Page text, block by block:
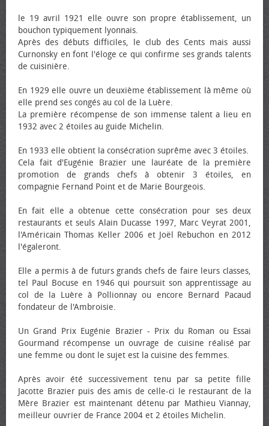
le 19 avril 1921 elle ouvre son propre établissement, un
bouchon typiquement lyonnais.
Après des débuts difficiles, le club des Cents mais aussi
Curnonsky en font l'éloge ce qui confirme ses grands talents
de cuisinière.
En 1929 elle ouvre un deuxième établissement là même où
elle prend ses congés au col de la Luère.
La première récompense de son immense talent a lieu en
1932 avec 2 étoiles au guide Michelin.
En 1933 elle obtient la consécration suprême avec 3 étoiles.
Cela fait d'Eugénie Brazier une lauréate de la première
promotion de grands chefs à obtenir 3 étoiles, en
compagnie Fernand Point et de Marie Bourgeois.
En fait elle a obtenue cette consécration pour ses deux
restaurants et seuls Alain Ducasse 1997, Marc Veyrat 2001,
l'Américain Thomas Keller 2006 et Joël Rebuchon en 2012
l'égaleront.
Elle a permis à de futurs grands chefs de faire leurs classes,
tel Paul Bocuse en 1946 qui poursuit son apprentissage au
col de la Luère à Pollionnay ou encore Bernard Pacaud
fondateur de l'Ambroisie.
Un Grand Prix Eugénie Brazier - Prix du Roman ou Essai
Gourmand récompense un ouvrage de cuisine réalisé par
une femme ou dont le sujet est la cuisine des femmes.
Après avoir été successivement tenu par sa petite fille
Jacotte Brazier puis des amis de celle-ci le restaurant de la
Mère Brazier est maintenant détenu par Mathieu Viannay,
meilleur ouvrier de France 2004 et 2 étoiles Michelin.